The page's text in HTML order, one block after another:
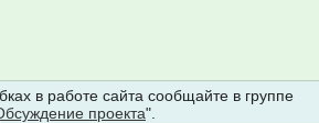
в работе сайта сообщайте в группе
проекта".